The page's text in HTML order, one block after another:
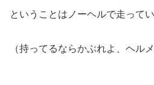
ということはノーヘルで走って
（持ってるならかぶれよ、ヘルメ